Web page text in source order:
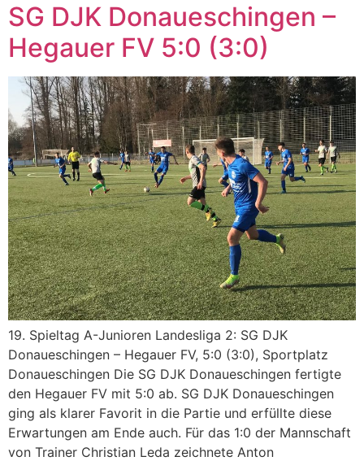
SG DJK Donaueschingen –
Hegauer FV 5:0 (3:0)
19. Spieltag A-Junioren Landesliga 2: SG DJK
Donaueschingen – Hegauer FV, 5:0 (3:0), Sportplatz
Donaueschingen Die SG DJK Donaueschingen fertigte
den Hegauer FV mit 5:0 ab. SG DJK Donaueschingen
ging als klarer Favorit in die Partie und erfüllte diese
Erwartungen am Ende auch. Für das 1:0 der Mannschaft
von Trainer Christian Leda zeichnete Anton